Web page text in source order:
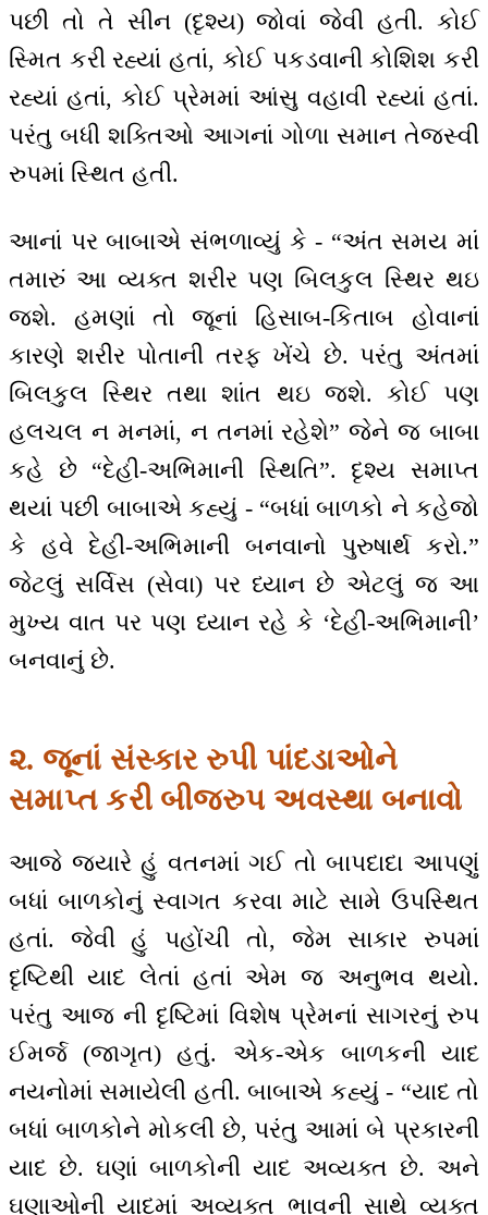
પછી તો તે સીન (દૃશ્ય) જોવાં જેવી હતી. કોઈ
સ્મિત કરી રહ્યાં હતાં, કોઈ પકડવાની કોશિશ કરી
રહ્યાં હતાં, કોઈ પ્રેમમાં આંસુ વહાવી રહ્યાં હતાં.
પરંતુ બધી શક્તિઓ આગનાં ગોળા સમાન તેજસ્વી
રુપમાં સ્થિત હતી.
આનાં પર બાબાએ સંભળાવ્યું કે - “અંત સમય માં
તમારું આ વ્યક્ત શરીર પણ બિલકુલ સ્થિર થઇ
જશે. હમણાં તો જૂનાં હિસાબ-કિતાબ હોવાનાં
કારણે શરીર પોતાની તરફ ખેંચે છે. પરંતુ અંતમાં
બિલકુલ સ્થિર તથા શાંત થઇ જશે. કોઈ પણ
હલચલ ન મનમાં, ન તનમાં રહેશે” જેને જ બાબા
કહે છે “દેહી-અભિમાની સ્થિતિ”. દૃશ્ય સમાપ્ત
થયાં પછી બાબાએ કહ્યું - “બધાં બાળકો ને કહેજો
કે હવે દેહી-અભિમાની બનવાનો પુરુષાર્થ કરો.”
જેટલું સર્વિસ (સેવા) પર ધ્યાન છે એટલું જ આ
મુખ્ય વાત પર પણ ધ્યાન રહે કે ‘દેહી-અભિમાની’
બનવાનું છે.
૨. જૂનાં સંસ્કાર રુપી પાંદડાઓને
સમાપ્ત કરી બીજરુપ અવસ્થા બનાવો
આજે જ્યારે હું વતનમાં ગઈ તો બાપદાદા આપણું
બધાં બાળકોનું સ્વાગત કરવા માટે સામે ઉપસ્થિત
હતાં. જેવી હું પહોંચી તો, જેમ સાકાર રુપમાં
દૃષ્ટિથી યાદ લેતાં હતાં એમ જ અનુભવ થયો.
પરંતુ આજ ની દૃષ્ટિમાં વિશેષ પ્રેમનાં સાગરનું રુપ
ઈમર્જ (જાગૃત) હતું. એક-એક બાળકની યાદ
નયનોમાં સમાયેલી હતી. બાબાએ કહ્યું - “યાદ તો
બધાં બાળકોને મોકલી છે, પરંતુ આમાં બે પ્રકારની
યાદ છે. ઘણાં બાળકોની યાદ અવ્યક્ત છે. અને
ઘણાઓની યાદમાં અવ્યક્ત ભાવની સાથે વ્યક્ત